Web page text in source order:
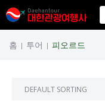
홈 | 투어 | 피오르드